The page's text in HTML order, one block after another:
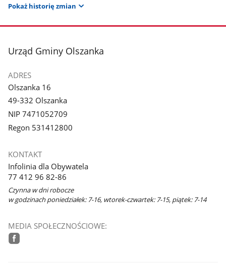
Pokaż historię zmian
stopka
Urząd Gminy Olszanka
ADRES
Olszanka 16
49-332 Olszanka
NIP 7471052709
Regon 531412800
KONTAKT
Infolinia dla Obywatela
77 412 96 82-86
Czynna w dni robocze
w godzinach poniedziałek: 7-16, wtorek-czwartek: 7-15, piątek: 7-14
MEDIA SPOŁECZNOŚCIOWE: